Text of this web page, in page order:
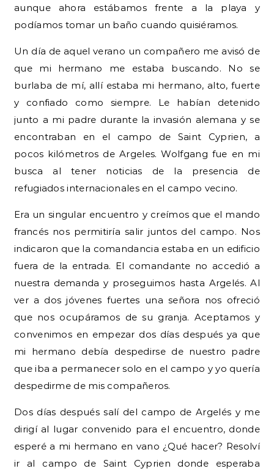
aunque ahora estábamos frente a la playa y
podíamos tomar un baño cuando quisiéramos.
Un día de aquel verano un compañero me avisó de
que mi hermano me estaba buscando. No se
burlaba de mí, allí estaba mi hermano, alto, fuerte
y confiado como siempre. Le habían detenido
junto a mi padre durante la invasión alemana y se
encontraban en el campo de Saint Cyprien, a
pocos kilómetros de Argeles. Wolfgang fue en mi
busca al tener noticias de la presencia de
refugiados internacionales en el campo vecino.
Era un singular encuentro y creímos que el mando
francés nos permitiría salir juntos del campo. Nos
indicaron que la comandancia estaba en un edificio
fuera de la entrada. El comandante no accedió a
nuestra demanda y proseguimos hasta Argelés. Al
ver a dos jóvenes fuertes una señora nos ofreció
que nos ocupáramos de su granja. Aceptamos y
convenimos en empezar dos días después ya que
mi hermano debía despedirse de nuestro padre
que iba a permanecer solo en el campo y yo quería
despedirme de mis compañeros.
Dos días después salí del campo de Argelés y me
dirigí al lugar convenido para el encuentro, donde
esperé a mi hermano en vano ¿Qué hacer? Resolví
ir al campo de Saint Cyprien donde esperaba